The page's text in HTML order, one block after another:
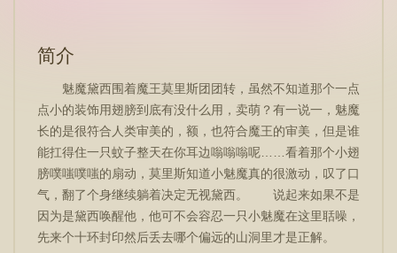
简介
魅魔黛西围着魔王莫里斯团团转，虽然不知道那个一点
点小的装饰用翅膀到底有没什么用，卖萌？有一说一，魅魔
长的是很符合人类审美的，额，也符合魔王的审美，但是谁
能扛得住一只蚊子整天在你耳边嗡嗡嗡呢……看着那个小翅
膀噗嗤噗嗤的扇动，莫里斯知道小魅魔真的很激动，叹了口
气，翻了个身继续躺着决定无视黛西。 说起来如果不是
因为是黛西唤醒他，他可不会容忍一只小魅魔在这里聒噪，
先来个十环封印然后丢去哪个偏远的山洞里才是正解。